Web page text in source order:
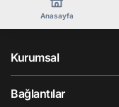
Anasayfa
Kurumsal
Bağlantılar